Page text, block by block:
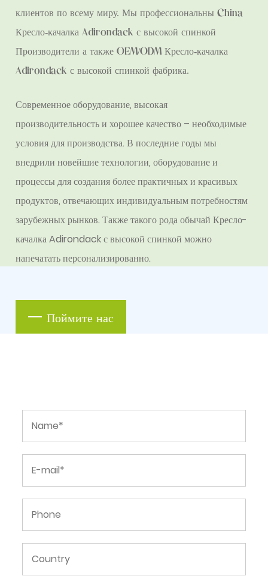
клиентов по всему миру. Мы профессиональныChina
Кресло-качалка Adirondack с высокой спинкой
Производители а такжеOEM/ODM Кресло-качалка
Adirondack с высокой спинкой фабрика.
Современное оборудование, высокая
производительность и хорошее качество – необходимые
условия для производства. В последние годы мы
внедрили новейшие технологии, оборудование и
процессы для создания более практичных и красивых
продуктов, отвечающих индивидуальным потребностям
зарубежных рынков. Также такого родаобычай Кресло-
качалка Adirondack с высокой спинкой можно
напечатать персонализированно.
Поймите нас